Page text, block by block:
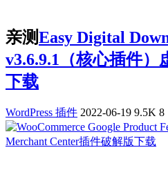
亲测Easy Digital
v3.6.9.1（核心插件）
下载
WordPress 插件 2022-06-19 9.5K 8